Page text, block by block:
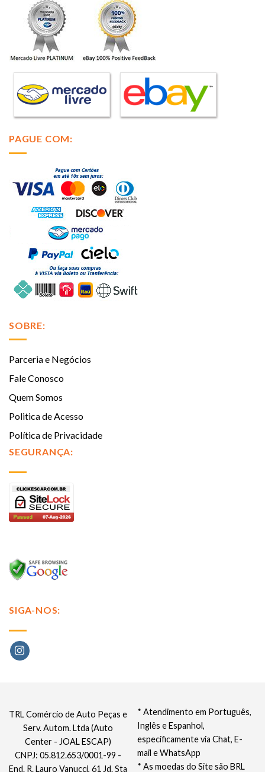
PAGUE COM:
SOBRE:
Parceria e Negócios
Fale Conosco
Quem Somos
Politica de Acesso
Política de Privacidade
SEGURANÇA:
SIGA-NOS:
* Atendimento em Português,
Inglês e Espanhol,
especificamente via Chat, E-
mail e WhatsApp
* As moedas do Site são BRL
TRL Comércio de Auto Peças e
Serv. Autom. Ltda (Auto
Center - JOAL ESCAP)
CNPJ: 05.812.653/0001-99 -
End. R. Lauro Vanucci, 61 Jd. Sta